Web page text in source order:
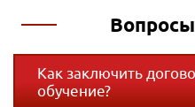
Как заключить
обучение?